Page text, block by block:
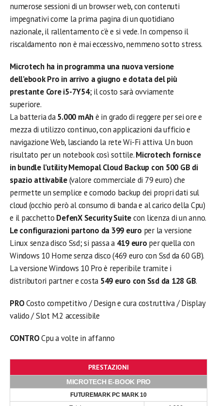
numerose sessioni di un browser web, con contenuti
impegnativi come la prima pagina di un quotidiano
nazionale, il rallentamento c’è e si vede. In compenso il
riscaldamento non è mai eccessivo, nemmeno sotto stress.
Microtech ha in programma una nuova versione
dell’ebook Pro in arrivo a giugno e dotata del più
prestante Core i5-7Y54; il costo sarà ovviamente
superiore.
La batteria da5.000 mAhè in grado di reggere per sei ore e
mezza di utilizzo continuo, con applicazioni da ufficio e
navigazione Web, lasciando la rete Wi-Fi attiva. Un buon
risultato per un notebook così sottile.Microtech fornisce
in bundle l’utility Memopal Cloud Backup con 500 GB di
spazio attivabile(valore commerciale di 79 euro) che
permette un semplice e comodo backup dei propri dati sul
cloud (occhio però al consumo di banda e al carico della Cpu)
e il pacchetto DefenX Security Suitecon licenza di un anno.
Le configurazioni partono da 399 euro per la versione
Linux senza disco Ssd; si passa a 419 euro per quella con
Windows 10 Home senza disco (469 euro con Ssd da 60 GB).
La versione Windows 10 Pro è reperibile tramite i
distributori partner e costa 549 euro con Ssd da 128 GB.
PROCosto competitivo / Design e cura costruttiva / Display
valido / Slot M.2 accessibile
CONTROCpu a volte in affanno
PRESTAZIONI
MICROTECH E-BOOK PRO
FUTUREMARK PC MARK 10